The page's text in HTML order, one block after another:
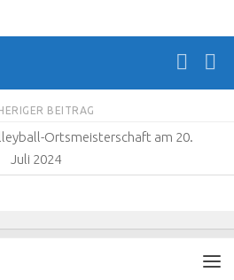
BEITRAG
Ortsmeisterschaft am 20.
Juli 2024